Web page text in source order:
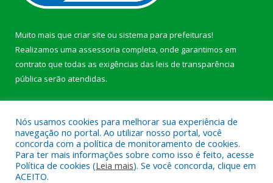
Muito mais que criar site ou sistema para prefeituras!
Realizamos uma assessoria completa, onde garantimos em
contrato que todas as exigências das leis de transparência
pública serão atendidas.
Todos os direitos reservados a Câmara Municipal de Anajás.
Nós usamos cookies para melhorar sua experiência de
navegação no portal. Ao utilizar nosso portal, você
concorda com a política de monitoramento de cookies.
Para ter mais informações sobre como isso é feito, acesse
Política de cookies (Leia mais). Se você concorda, clique em
ACEITO.